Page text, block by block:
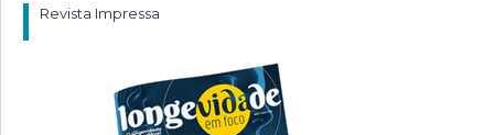
Revista Impressa